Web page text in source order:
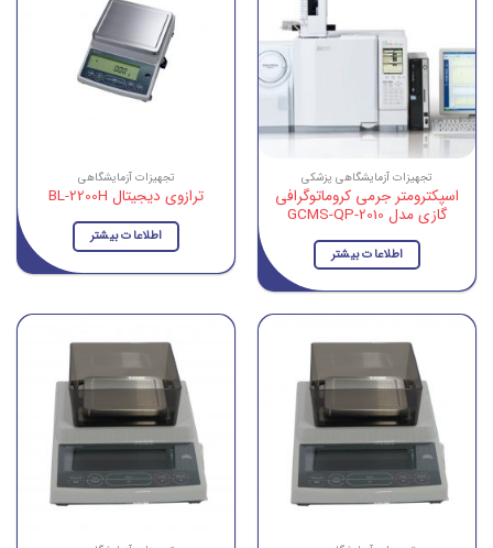
تجهیزات آزمایشگاهی پزشکی
اسپکترومتر جرمی کروماتوگرافی
گازی مدل GCMS-QP-2010
اطلاعات بیشتر
تجهیزات آزمایشگاهی
ترازوی دیجیتال BL-2200H
اطلاعات بیشتر